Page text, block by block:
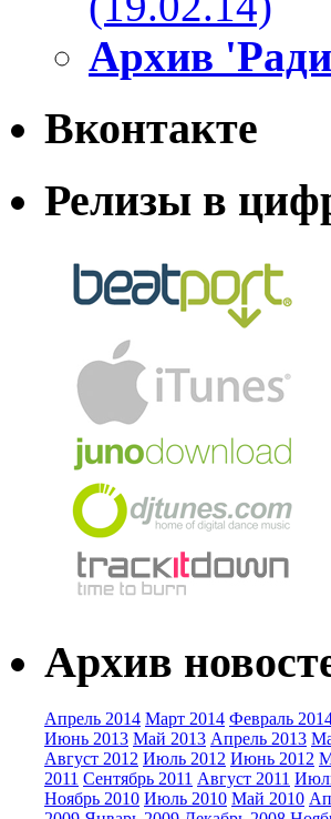
Архив
Вконтакте
Релизы в
Архив
Апрель 2014 Март 2014 Февраль
Июнь 2013 Май 2013 Апрель 2013
Август 2012 Июль 2012 Июнь 2012
2011 Сентябрь 2011 Август 2011
Ноябрь 2010 Июль 2010 Май 2010